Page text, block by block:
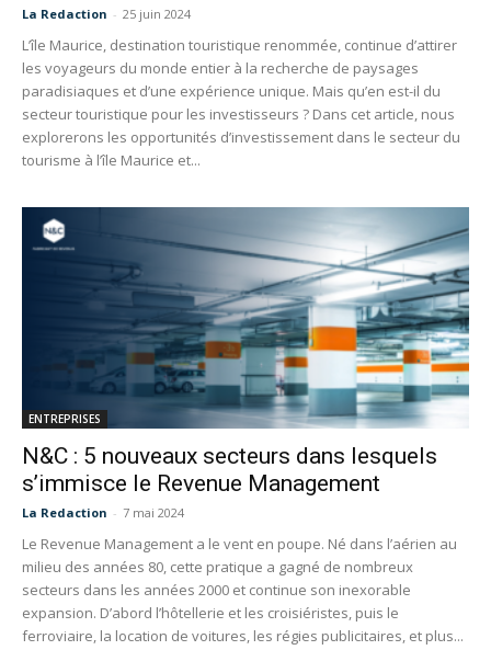
La Redaction - 25 juin 2024
L’île Maurice, destination touristique renommée, continue d’attirer
les voyageurs du monde entier à la recherche de paysages
paradisiaques et d’une expérience unique. Mais qu’en est-il du
secteur touristique pour les investisseurs ? Dans cet article, nous
explorerons les opportunités d’investissement dans le secteur du
tourisme à l’île Maurice et...
ENTREPRISES
N&C : 5 nouveaux secteurs dans lesquels
s’immisce le Revenue Management
La Redaction - 7 mai 2024
Le Revenue Management a le vent en poupe. Né dans l’aérien au
milieu des années 80, cette pratique a gagné de nombreux
secteurs dans les années 2000 et continue son inexorable
expansion. D’abord l’hôtellerie et les croisiéristes, puis le
ferroviaire, la location de voitures, les régies publicitaires, et plus...